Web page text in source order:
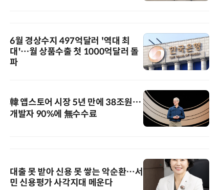
6월 경상수지 497억달러 '역대 최
대'…월 상품수출 첫 1000억달러 돌
파
韓 앱스토어 시장 5년 만에 38조원…
개발자 90%에 無수수료
대출 못 받아 신용 못 쌓는 악순환…서
민 신용평가 사각지대 메운다